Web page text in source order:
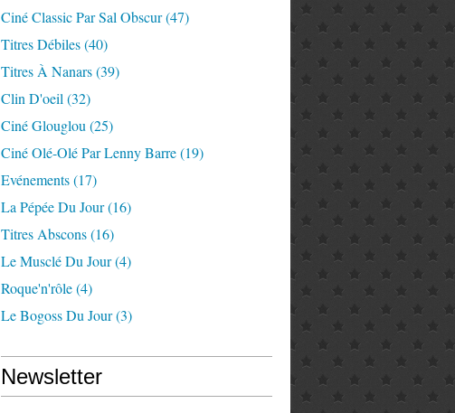
Ciné Classic Par Sal Obscur(47)
Titres Débiles(40)
Titres À Nanars(39)
Clin D'oeil (32)
Ciné Glouglou (25)
Ciné Olé-Olé Par Lenny Barre(19)
Evénements(17)
La Pépée Du Jour(16)
Titres Abscons(16)
Le Musclé Du Jour(4)
Roque'n'rôle(4)
Le Bogoss Du Jour(3)
Newsletter